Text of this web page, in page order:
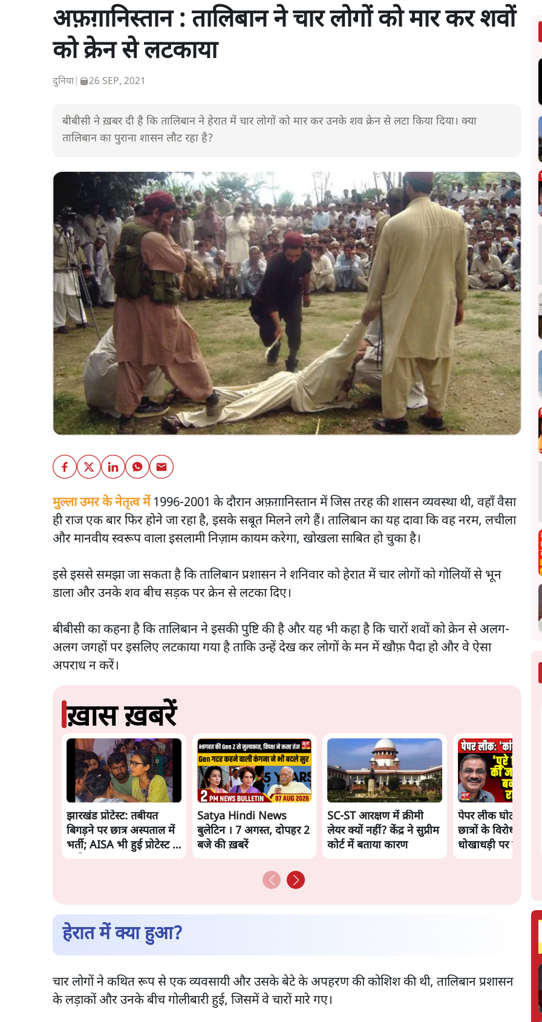
अफ़ग़ानिस्तान : तालिबान ने चार लोगों को मार कर शवों
को क्रेन से लटकाया
दुनिया| 26 SEP, 2021
बीबीसी ने ख़बर दी है कि तालिबान ने हेरात में चार लोगों को मार कर उनके शव क्रेन से लटा किया दिया। क्या
तालिबान का पुराना शासन लौट रहा है?
मुल्ला उमर के नेतृत्व में1996-2001 के दौरान अफ़ग़ानिस्तान में जिस तरह की शासन व्यवस्था थी, वहाँ वैसा
ही राज एक बार फिर होने जा रहा है, इसके सबूत मिलने लगे हैं। तालिबान का यह दावा कि वह नरम, लचीला
और मानवीय स्वरूप वाला इसलामी निज़ाम कायम करेगा, खोखला साबित हो चुका है।
इसे इससे समझा जा सकता है कि तालिबान प्रशासन ने शनिवार को हेरात में चार लोगों को गोलियों से भून
डाला और उनके शव बीच सड़क पर क्रेन से लटका दिए।
बीबीसी का कहना है कि तालिबान ने इसकी पुष्टि की है और यह भी कहा है कि चारों शवों को क्रेन से अलग-
अलग जगहों पर इसलिए लटकाया गया है ताकि उन्हें देख कर लोगों के मन में खौफ़ पैदा हो और वे ऐसा
अपराध न करें।
ख़ास ख़बरें
झारखंड प्रोटेस्ट: तबीयत
बिगड़ने पर छात्र अस्पताल में
भर्ती; AISA भी हुई प्रोटेस्ट में
Satya Hindi News
बुलेटिन । 7 अगस्त, दोपहर 2
बजे की ख़बरें
SC-ST आरक्षण में क्रीमी
लेयर क्यों नहीं? केंद्र ने सुप्रीम
कोर्ट में बताया कारण
पेपर लीक घोटाले की
छात्रों के विरोध और
धोखाधड़ी पर राजेंद्र
हेरात में क्या हुआ?
चार लोगों ने कथित रूप से एक व्यवसायी और उसके बेटे के अपहरण की कोशिश की थी, तालिबान प्रशासन
के लड़ाकों और उनके बीच गोलीबारी हुई, जिसमें वे चारों मारे गए।